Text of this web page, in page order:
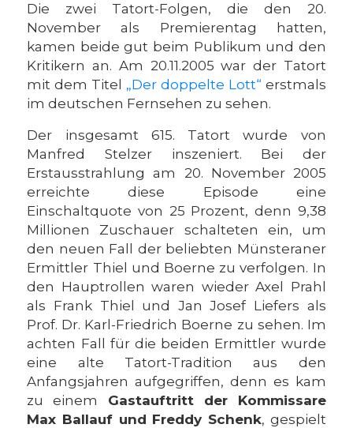
Die zwei Tatort-Folgen, die den 20.
November als Premierentag hatten,
kamen beide gut beim Publikum und den
Kritikern an. Am 20.11.2005 war der Tatort
mit dem Titel „Der doppelte Lott“ erstmals
im deutschen Fernsehen zu sehen.
Der insgesamt 615. Tatort wurde von
Manfred Stelzer inszeniert. Bei der
Erstausstrahlung am 20. November 2005
erreichte diese Episode eine
Einschaltquote von 25 Prozent, denn 9,38
Millionen Zuschauer schalteten ein, um
den neuen Fall der beliebten Münsteraner
Ermittler Thiel und Boerne zu verfolgen. In
den Hauptrollen waren wieder Axel Prahl
als Frank Thiel und Jan Josef Liefers als
Prof. Dr. Karl-Friedrich Boerne zu sehen. Im
achten Fall für die beiden Ermittler wurde
eine alte Tatort-Tradition aus den
Anfangsjahren aufgegriffen, denn es kam
zu einem Gastauftritt der Kommissare
Max Ballauf und Freddy Schenk, gespielt